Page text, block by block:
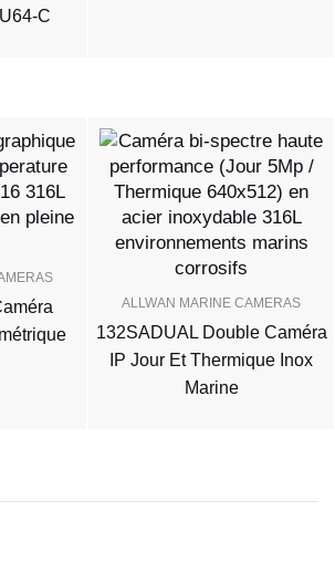
C
ALLWAN MARINE CAMERAS
132SADUAL Double Caméra
IP Jour Et Thermique Inox
Marine